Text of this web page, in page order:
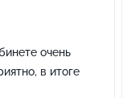
очень
в итоге